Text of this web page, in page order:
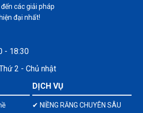
các giải pháp
đại nhất!
- 18:30
2 - Chủ nhật
DỊCH VỤ
✔ NIỀNG RĂNG CHUYÊN SÂU